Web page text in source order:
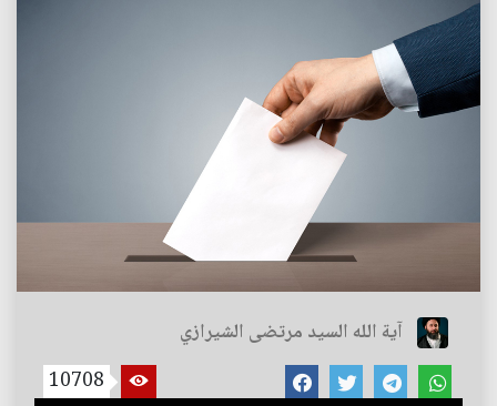
آية الله السيد مرتضى الشيرازي
10708